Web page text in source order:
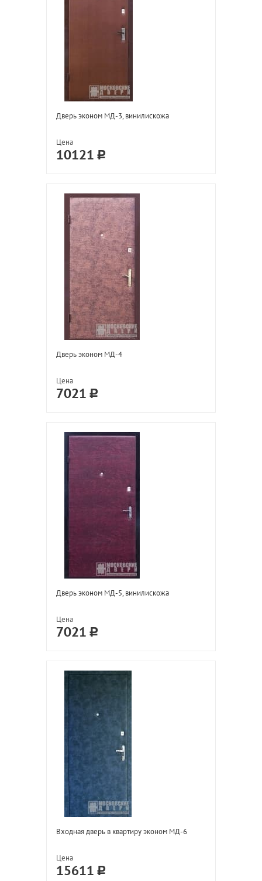
Дверь эконом МД-3, винилискожа
Цена
10121
Дверь эконом МД-4
Цена
7021
Дверь эконом МД-5, винилискожа
Цена
7021
Входная дверь в квартиру эконом МД-6
Цена
15611